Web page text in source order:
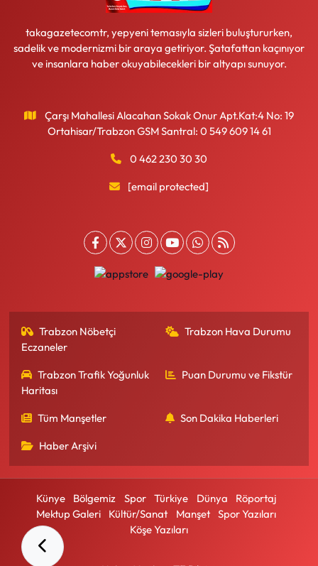
takagazetecomtr, yepyeni temasıyla sizleri buluştururken,
sadelik ve modernizmi bir araya getiriyor. Şatafattan kaçınıyor
ve insanlara haber okuyabilecekleri bir altyapı sunuyor.
Çarşı Mahallesi Alacahan Sokak Onur Apt.Kat:4 No: 19
Ortahisar/Trabzon GSM Santral: 0 549 609 14 61
0 462 230 30 30
[email protected]
Trabzon Nöbetçi
Eczaneler
Trabzon Hava Durumu
Trabzon Trafik Yoğunluk
Haritası
Puan Durumu ve Fikstür
Tüm Manşetler Son Dakika Haberleri
Haber Arşivi
Künye Bölgemiz Spor Türkiye Dünya
Röportaj
Mektup Galeri
Kültür/Sanat Manşet
Spor Yazıları
Köşe Yazıları